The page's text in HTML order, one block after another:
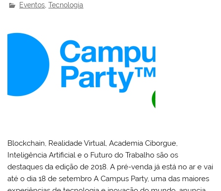
Eventos ,Tecnologia
Blockchain, Realidade Virtual, Academia Ciborgue,
Inteligência Artificial e o Futuro do Trabalho são os
destaques da edição de 2018. A pré-venda já está no ar e vai
até o dia 18 de setembro A Campus Party, uma das maiores